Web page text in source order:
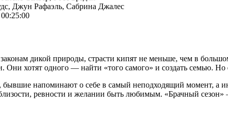
Джун Рафаэль, Сабрина Джалес
дикой природы, страсти кипят не меньше, чем в
Они хотят одного — найти «того самого» и создать семью.
бывшие напоминают о себе в самый неподходящий момент,
ревности и желании быть любимым. «Брачный